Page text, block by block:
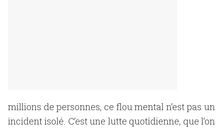
millions de personnes, ce flou mental n’est pas un
incident isolé. C’est une lutte quotidienne, que l’on